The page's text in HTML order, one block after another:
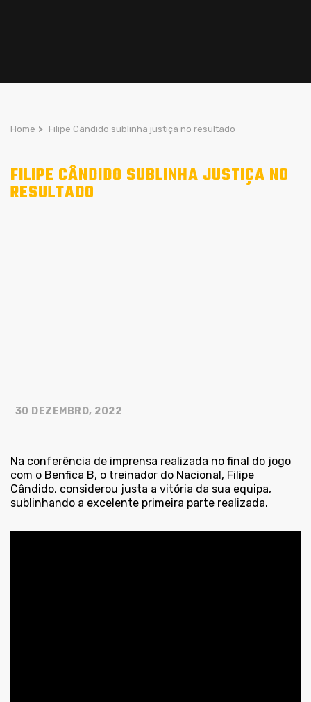
Home > Filipe Cândido sublinha justiça no resultado
FILIPE CÂNDIDO SUBLINHA JUSTIÇA NO
RESULTADO
30 DEZEMBRO, 2022
Na conferência de imprensa realizada no final do jogo
com o Benfica B, o treinador do Nacional, Filipe
Cândido, considerou justa a vitória da sua equipa,
sublinhando a excelente primeira parte realizada.